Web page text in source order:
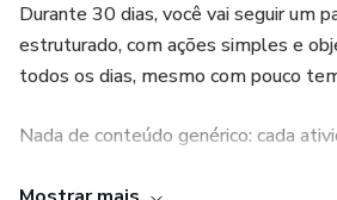
Durante 30 dias, você vai seguir um
estruturado, com ações simples e
todos os dias, mesmo com pouco
Nada de conteúdo genérico: cada